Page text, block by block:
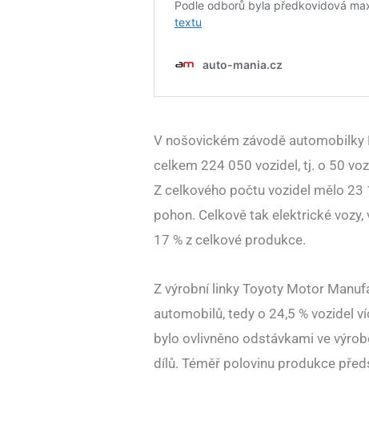
V nošovickém závodě
celkem 224 050 vozidel, tj. o 50
Z celkového počtu vozidel mělo
pohon. Celkově tak elektrické
17 % z celkové produkce.
Z výrobní linky Toyoty Motor
automobilů, tedy o 24,5 % vozidel
bylo ovlivněno odstávkami ve
dílů. Téměř polovinu produkce